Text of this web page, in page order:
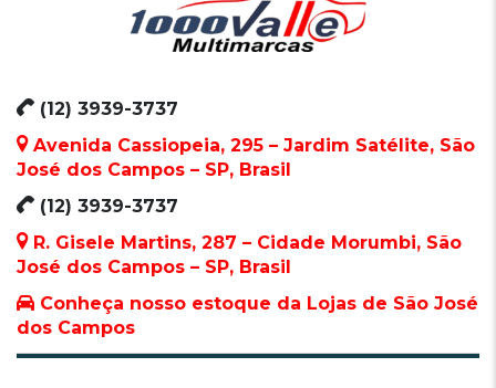
(12) 3939-3737
Avenida Cassiopeia, 295 – Jardim Satélite, São
José dos Campos – SP, Brasil
(12) 3939-3737
R. Gisele Martins, 287 – Cidade Morumbi, São
José dos Campos – SP, Brasil
Conheça nosso estoque da Lojas de São José
dos Campos